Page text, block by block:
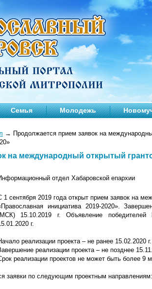
Семья Молодежь
→ Продолжается прием заявок на
на международный открытый
отдел Хабаровской епархии
1 сентября 2019 года открыт прием заявок на
инициатива 2019-2020».
15.10.2019 г. Объявление победителей
г.
реализации проекта – не ранее 15.02.2020 г.
реализации проекта – не позднее
реализации проектов не может быть более 9
заявки по следующим проектным направлениям: